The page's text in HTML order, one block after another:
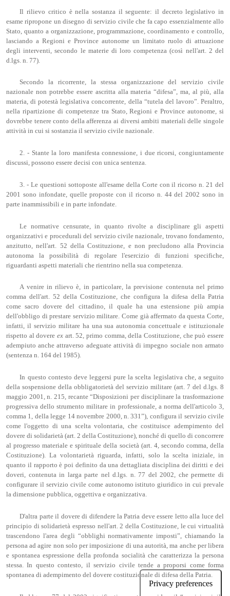
Il rilievo critico è nella sostanza il seguente: il decreto legislativo in
esame ripropone un disegno di servizio civile che fa capo essenzialmente allo
Stato, quanto a organizzazione, programmazione, coordinamento e controllo,
lasciando a Regioni e Province autonome un limitato ruolo di attuazione
degli interventi, secondo le materie di loro competenza (così nell'art. 2 del
d.lgs. n. 77).
Secondo la ricorrente, la stessa organizzazione del servizio civile
nazionale non potrebbe essere ascritta alla materia “difesa”, ma, al più, alla
materia, di potestà legislativa concorrente, della “tutela del lavoro”. Peraltro,
nella ripartizione di competenze tra Stato, Regioni e Province autonome, si
dovrebbe tenere conto della afferenza ai diversi ambiti materiali delle singole
attività in cui si sostanzia il servizio civile nazionale.
2. - Stante la loro manifesta connessione, i due ricorsi, congiuntamente
discussi, possono essere decisi con unica sentenza.
3. - Le questioni sottoposte all'esame della Corte con il ricorso n. 21 del
2001 sono infondate, quelle proposte con il ricorso n. 44 del 2002 sono in
parte inammissibili e in parte infondate.
Le normative censurate, in quanto rivolte a disciplinare gli aspetti
organizzativi e procedurali del servizio civile nazionale, trovano fondamento,
anzitutto, nell'art. 52 della Costituzione, e non precludono alla Provincia
autonoma la possibilità di regolare l'esercizio di funzioni specifiche,
riguardanti aspetti materiali che rientrino nella sua competenza.
A venire in rilievo è, in particolare, la previsione contenuta nel primo
comma dell'art. 52 della Costituzione, che configura la difesa della Patria
come sacro dovere del cittadino, il quale ha una estensione più ampia
dell'obbligo di prestare servizio militare. Come già affermato da questa Corte,
infatti, il servizio militare ha una sua autonomia concettuale e istituzionale
rispetto al dovere ex art. 52, primo comma, della Costituzione, che può essere
adempiuto anche attraverso adeguate attività di impegno sociale non armato
(sentenza n. 164 del 1985).
In questo contesto deve leggersi pure la scelta legislativa che, a seguito
della sospensione della obbligatorietà del servizio militare (art. 7 del d.lgs. 8
maggio 2001, n. 215, recante “Disposizioni per disciplinare la trasformazione
progressiva dello strumento militare in professionale, a norma dell'articolo 3,
comma 1, della legge 14 novembre 2000, n. 331”), configura il servizio civile
come l'oggetto di una scelta volontaria, che costituisce adempimento del
dovere di solidarietà (art. 2 della Costituzione), nonché di quello di concorrere
al progresso materiale e spirituale della società (art. 4, secondo comma, della
Costituzione). La volontarietà riguarda, infatti, solo la scelta iniziale, in
quanto il rapporto è poi definito da una dettagliata disciplina dei diritti e dei
doveri, contenuta in larga parte nel d.lgs. n. 77 del 2002, che permette di
configurare il servizio civile come autonomo istituto giuridico in cui prevale
la dimensione pubblica, oggettiva e organizzativa.
D'altra parte il dovere di difendere la Patria deve essere letto alla luce del
principio di solidarietà espresso nell'art. 2 della Costituzione, le cui virtualità
trascendono l'area degli “obblighi normativamente imposti”, chiamando la
persona ad agire non solo per imposizione di una autorità, ma anche per libera
e spontanea espressione della profonda socialità che caratterizza la persona
stessa. In questo contesto, il servizio civile tende a proporsi come forma
spontanea di adempimento del dovere costituzionale di difesa della Patria.